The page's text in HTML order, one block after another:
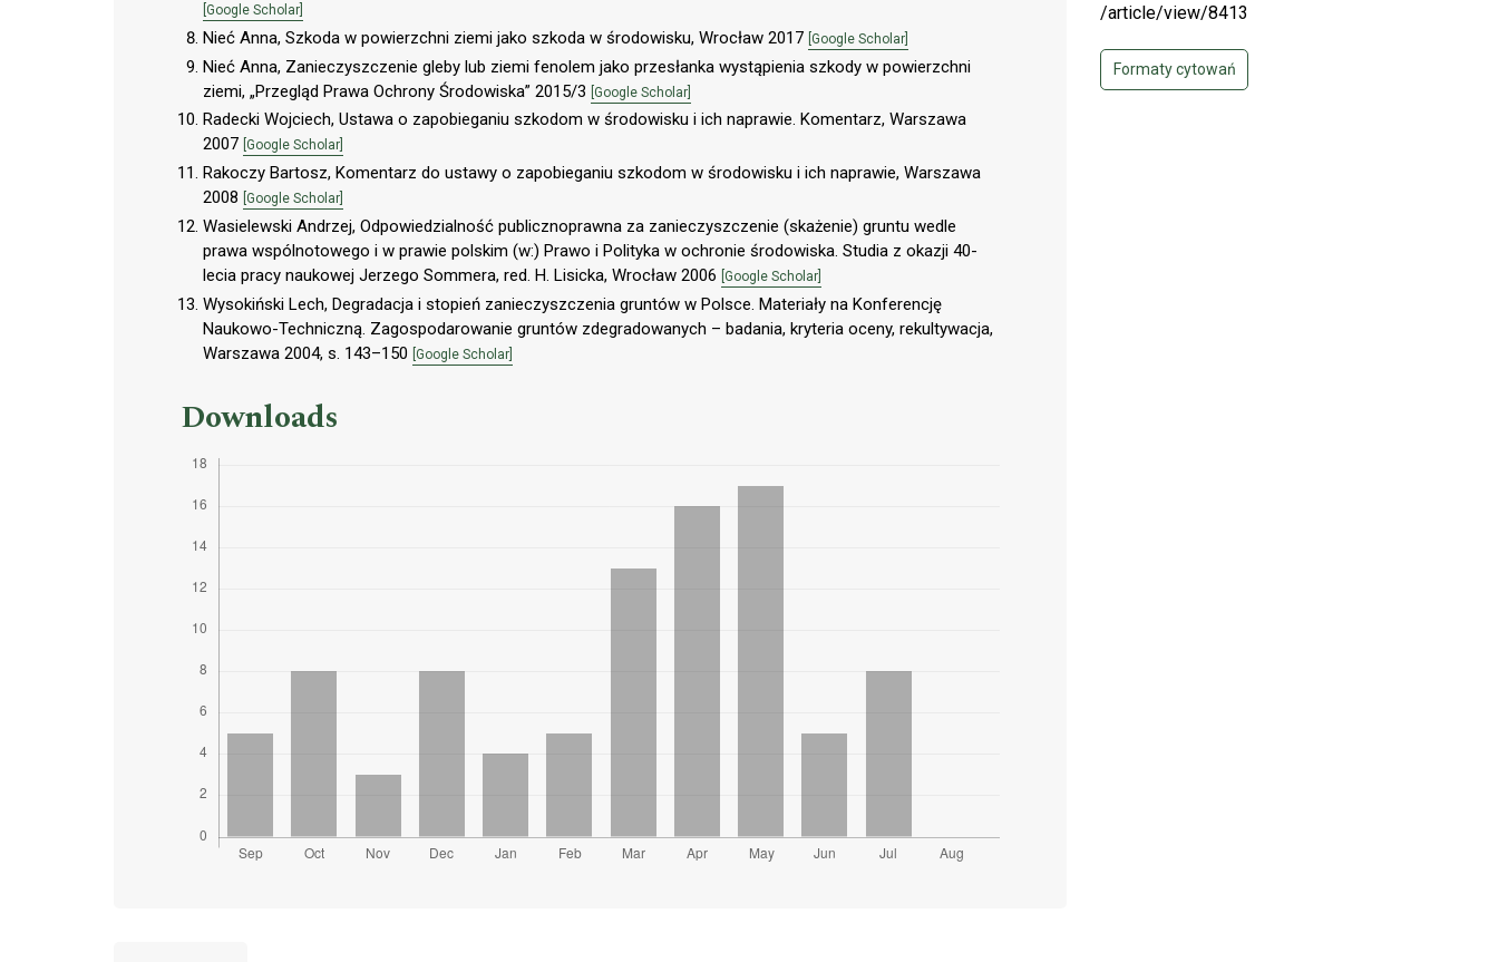
[Google Scholar]
Nieć Anna, Szkoda w powierzchni ziemi jako szkoda w środowisku, Wrocław 2017 [Google Scholar]
Nieć Anna, Zanieczyszczenie gleby lub ziemi fenolem jako przesłanka wystąpienia szkody w powierzchni
ziemi, „Przegląd Prawa Ochrony Środowiska” 2015/3 [Google Scholar]
Radecki Wojciech, Ustawa o zapobieganiu szkodom w środowisku i ich naprawie. Komentarz, Warszawa
2007 [Google Scholar]
Rakoczy Bartosz, Komentarz do ustawy o zapobieganiu szkodom w środowisku i ich naprawie, Warszawa
2008 [Google Scholar]
Wasielewski Andrzej, Odpowiedzialność publicznoprawna za zanieczyszczenie (skażenie) gruntu wedle
prawa wspólnotowego i w prawie polskim (w:) Prawo i Polityka w ochronie środowiska. Studia z okazji 40-
lecia pracy naukowej Jerzego Sommera, red. H. Lisicka, Wrocław 2006 [Google Scholar]
Wysokiński Lech, Degradacja i stopień zanieczyszczenia gruntów w Polsce. Materiały na Konferencję
Naukowo-Techniczną. Zagospodarowanie gruntów zdegradowanych – badania, kryteria oceny, rekultywacja,
Warszawa 2004, s. 143–150 [Google Scholar]
Downloads
/article/view/8413
Formaty cytowań